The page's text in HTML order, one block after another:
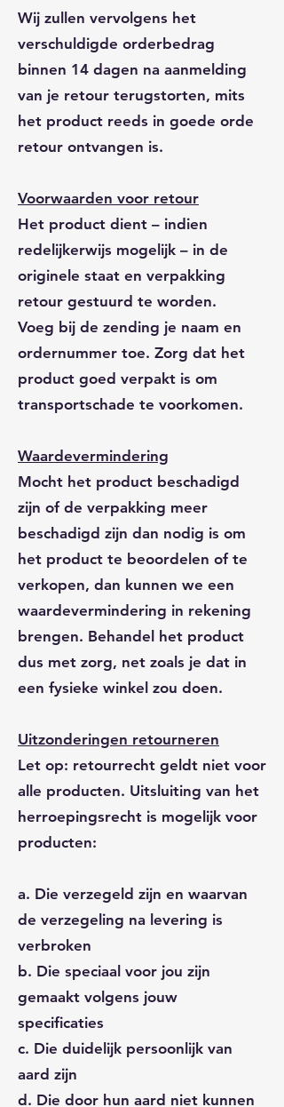
Wij zullen vervolgens het
verschuldigde orderbedrag
binnen 14 dagen na aanmelding
van je retour terugstorten, mits
het product reeds in goede orde
retour ontvangen is.
Voorwaarden voor retour
Het product dient – indien
redelijkerwijs mogelijk – in de
originele staat en verpakking
retour gestuurd te worden.
Voeg bij de zending je naam en
ordernummer toe. Zorg dat het
product goed verpakt is om
transportschade te voorkomen.
Waardevermindering
Mocht het product beschadigd
zijn of de verpakking meer
beschadigd zijn dan nodig is om
het product te beoordelen of te
verkopen, dan kunnen we een
waardevermindering in rekening
brengen. Behandel het product
dus met zorg, net zoals je dat in
een fysieke winkel zou doen.
Uitzonderingen retourneren
Let op: retourrecht geldt niet voor
alle producten. Uitsluiting van het
herroepingsrecht is mogelijk voor
producten:
a. Die verzegeld zijn en waarvan
de verzegeling na levering is
verbroken
b. Die speciaal voor jou zijn
gemaakt volgens jouw
specificaties
c. Die duidelijk persoonlijk van
aard zijn
d. Die door hun aard niet kunnen